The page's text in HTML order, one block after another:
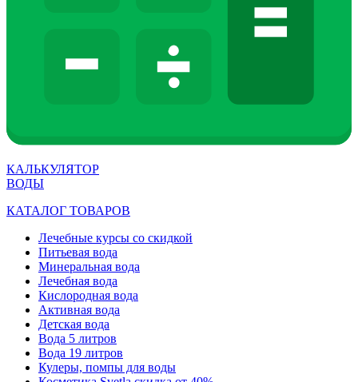
КАЛЬКУЛЯТОР
ВОДЫ
КАТАЛОГ ТОВАРОВ
Лечебные курсы со скидкой
Питьевая вода
Минеральная вода
Лечебная вода
Кислородная вода
Активная вода
Детская вода
Вода 5 литров
Вода 19 литров
Кулеры, помпы для воды